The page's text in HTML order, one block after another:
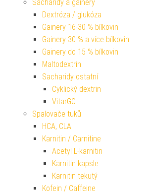
Sacharidy a gainery
Dextróza / glukóza
Gainery 16-30 % bílkovin
Gainery 30 % a více bílkovin
Gainery do 15 % bílkovin
Maltodextrin
Sacharidy ostatní
Cyklický dextrin
VitarGO
Spalovače tuků
HCA, CLA
Karnitin / Carnitine
Acetyl L-karnitin
Karnitin kapsle
Karnitin tekutý
Kofein / Caffeine